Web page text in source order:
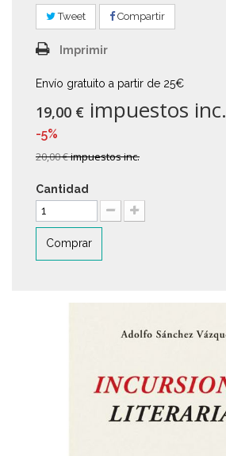
Tweet Compartir
Imprimir
Envío gratuito a partir de 25€
19,00 € impuestos inc.
-5%
20,00 €impuestos inc.
Cantidad
Comprar